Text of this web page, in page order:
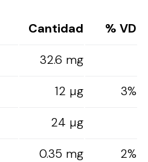
Cantidad
% VD
32.6 mg
12 µg
3%
24 µg
0.35 mg
2%